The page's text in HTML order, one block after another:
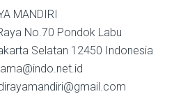
MANDIRI
No.70 Pondok Labu
Selatan 12450 Indonesia